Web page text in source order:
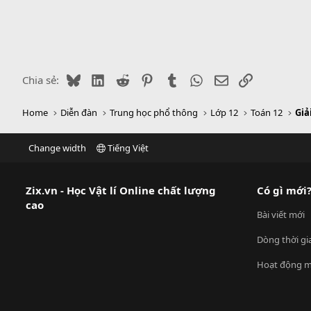
Chia sẻ: BlueskyLinkedIn
Reddit PinterestTumblr WhatsApp
EmailLink
Home Diễn đàn Trung học phổ thông Lớp 12 Toán 12
Change width Tiếng Việt
Zix.vn - Học Vật lí Online chất lượng
cao
Có gì mới?
Bài viết mới
Dòng thời
Hoạt động